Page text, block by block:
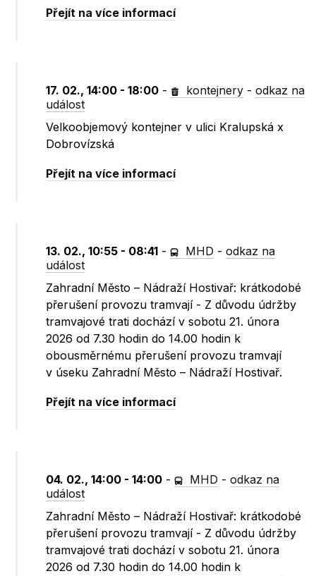
Přejít na více informací
17. 02., 14:00 - 18:00 - kontejnery -odkaz na
událost
Velkoobjemový kontejner v ulici Kralupská x
Dobrovízská
Přejít na více informací
13. 02., 10:55 - 08:41 - MHD -odkaz na
událost
Zahradní Město – Nádraží Hostivař: krátkodobé
přerušení provozu tramvají - Z důvodu údržby
tramvajové trati dochází v sobotu 21. února
2026 od 7.30 hodin do 14.00 hodin k
obousměrnému přerušení provozu tramvají
v úseku Zahradní Město – Nádraží Hostivař.
Přejít na více informací
04. 02., 14:00 - 14:00 - MHD -odkaz na
událost
Zahradní Město – Nádraží Hostivař: krátkodobé
přerušení provozu tramvají - Z důvodu údržby
tramvajové trati dochází v sobotu 21. února
2026 od 7.30 hodin do 14.00 hodin k